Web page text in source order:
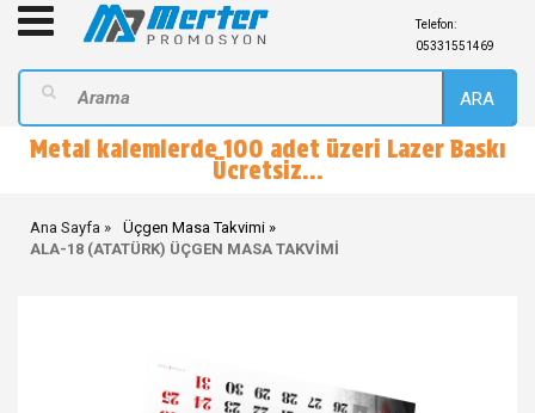
Telefon:
05331551469
ARA
Metal kalemlerde 100 adet üzeri Lazer Baskı
Ücretsiz...
Ana Sayfa
Üçgen Masa Takvimi
ALA-18 (ATATÜRK) ÜÇGEN MASA TAKVİMİ